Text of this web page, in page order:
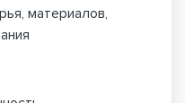
материалов,